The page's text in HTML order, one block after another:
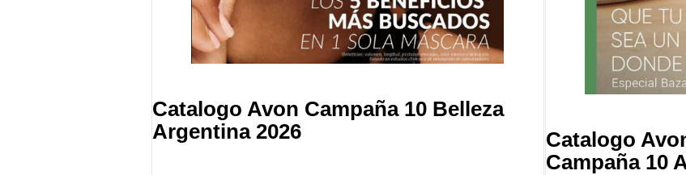
Catalogo Avon Campaña 10 Belleza
Argentina 2026
Catalogo
Campaña 10